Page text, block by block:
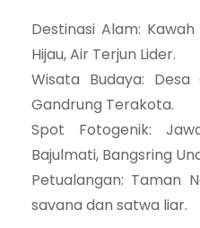
Destinasi Alam:
Hijau, Air Terjun Lider.
Wisata Budaya: Desa
Gandrung Terakota.
Spot Fotogenik:
Bajulmati, Bangsring
Petualangan: Taman
savana dan satwa liar.